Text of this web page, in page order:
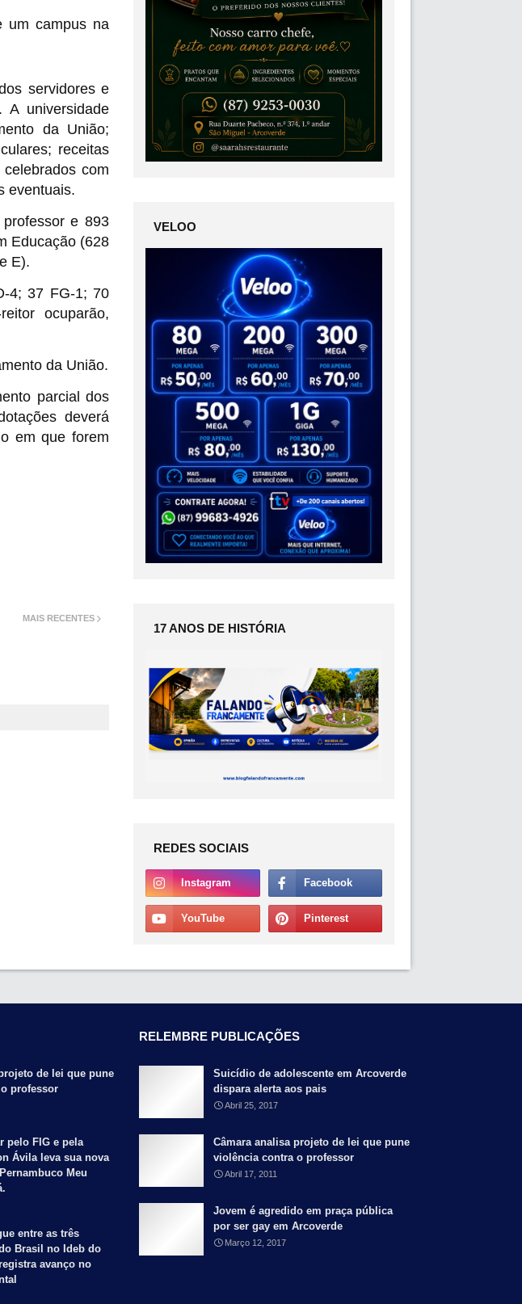
um campus na
servidores e
A universidade
da União;
receitas
com
eventuais.
e 893
Educação (628
E).
4; 37 FG-1; 70
ocuparão,
da União.
parcial dos
deverá
em que forem
MAIS RECENTES
VELOO
17 ANOS DE HISTÓRIA
REDES SOCIAIS
de lei que pune
professor
pelo FIG e pela
Ávila leva sua nova
Meu
entre as três
Brasil no Ideb do
avanço no
RELEMBRE PUBLICAÇÕES
Suicídio de adolescente em Arcoverde
dispara alerta aos pais
Abril 25, 2017
Câmara analisa projeto de lei que pune
violência contra o professor
Abril 17, 2011
Jovem é agredido em praça pública
por ser gay em Arcoverde
Março 12, 2017